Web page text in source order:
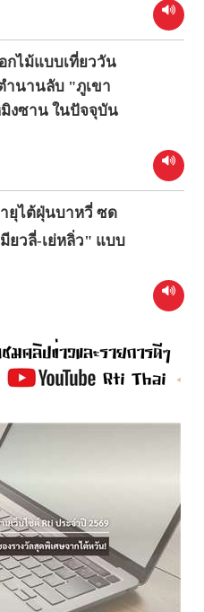
กไม้แบบเที่ยววัน
ำนานลับ "ภูเขา
งซาน ในปัจจุบัน
ยุไต้ฝุ่นบาหวี่ ซด
ยวลี่-เย่หลิ่ว" แบบ